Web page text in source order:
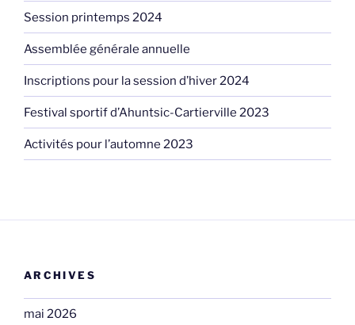
Session printemps 2024
Assemblée générale annuelle
Inscriptions pour la session d’hiver 2024
Festival sportif d’Ahuntsic-Cartierville 2023
Activités pour l’automne 2023
ARCHIVES
mai 2026